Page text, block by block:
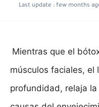
Last update : few months
Mientras que el
músculos faciales, el
profundidad, relaja